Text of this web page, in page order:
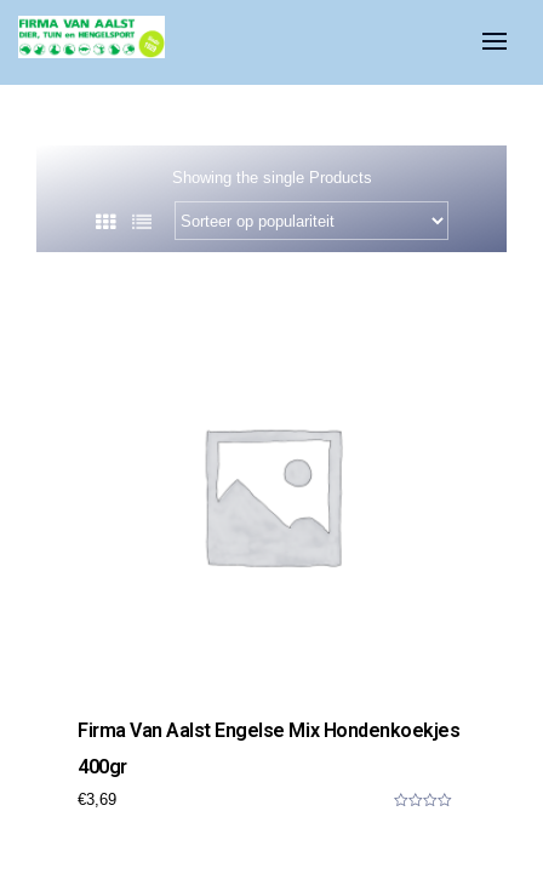
Showing the single Products
Firma Van Aalst Engelse Mix Hondenkoekjes
400gr
€3,69